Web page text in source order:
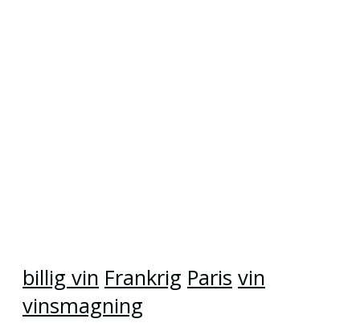
billig vin Frankrig Paris vin
vinsmagning